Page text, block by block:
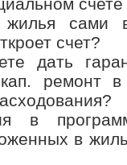
жилья сами
счет?
дать
ремонт
в
в